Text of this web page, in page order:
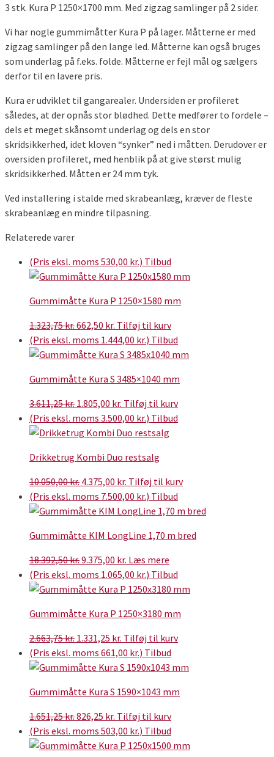
3 stk. Kura P 1250×1700 mm. Med zigzag samlinger på 2 sider.
Vi har nogle gummimåtter Kura P på lager. Måtterne er med
zigzag samlinger på den lange led. Måtterne kan også bruges
som underlag på f.eks. folde. Måtterne er fejl mål og sælgers
derfor til en lavere pris.
Kura er udviklet til gangarealer. Undersiden er profileret
således, at der opnås stor blødhed. Dette medfører to fordele –
dels et meget skånsomt underlag og dels en stor
skridsikkerhed, idet kloven “synker” ned i måtten. Derudover er
oversiden profileret, med henblik på at give størst mulig
skridsikkerhed. Måtten er 24 mm tyk.
Ved installering i stalde med skrabeanlæg, kræver de fleste
skrabeanlæg en mindre tilpasning.
Relaterede varer
(Pris eksl. moms 530,00 kr.) Tilbud
Gummimåtte Kura P 1250×1580 mm
1.323,75kr.Den
oprindelige
pris
1.323,75 kr..
662,50 kr. Den
aktuelle
pris
662,50 kr..
Tilføj til kurv
(Pris eksl. moms 1.444,00 kr.) Tilbud
Gummimåtte Kura S 3485×1040 mm
3.611,25kr. Den
oprindelige
pris
3.611,25 kr..
1.805,00 kr. Den
aktuelle
pris
1.805,00 kr..
Tilføj til kurv
(Pris eksl. moms 3.500,00 kr.) Tilbud
Drikketrug Kombi Duo restsalg
10.050,00kr. Den
oprindelige
pris
10.050,00 kr..
4.375,00 kr. Den
aktuelle
pris
4.375,00 kr..
Tilføj til kurv
(Pris eksl. moms 7.500,00 kr.) Tilbud
Gummimåtte KIM LongLine 1,70 m bred
18.392,50kr.Den
oprindelige
pris
18.392,50 kr..
9.375,00 kr. Den
aktuelle
pris
9.375,00 kr..
Læs mere
(Pris eksl. moms 1.065,00 kr.) Tilbud
Gummimåtte Kura P 1250×3180 mm
2.663,75kr. Den
oprindelige
pris
2.663,75 kr..
1.331,25 kr. Den
aktuelle
pris
1.331,25 kr..
Tilføj til kurv
(Pris eksl. moms 661,00 kr.) Tilbud
Gummimåtte Kura S 1590×1043 mm
1.651,25kr.Den
oprindelige
pris
826,25 kr. Den
aktuelle
pris
Tilføj til kurv
(Pris eksl. moms 503,00 kr.) Tilbud